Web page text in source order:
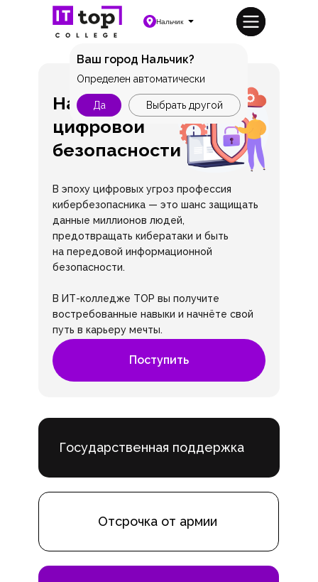
Нальчик
Ваш город Нальчик?
Да Выбрать другой
Определен автоматически
В эпоху цифровых угроз профессия
кибербезопасника — это шанс защищать
данные миллионов людей,
предотвращать кибератаки и быть
на передовой информационной
безопасности.
В ИТ-колледже TOP вы получите
востребованные навыки и начнёте свой
путь в карьеру мечты.
На страже
цифровой
безопасности
Поступить
Отсрочка от армии
Государственная поддержка